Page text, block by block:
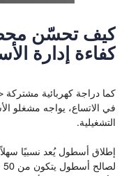
كيف تحسّن
كفاءة إدارة
كما دراجة كهربائية مشتركة
في الاتساع، يواجه مشغلو
التشغيلية.
إطلاق أسطول يُعد نسبيًا